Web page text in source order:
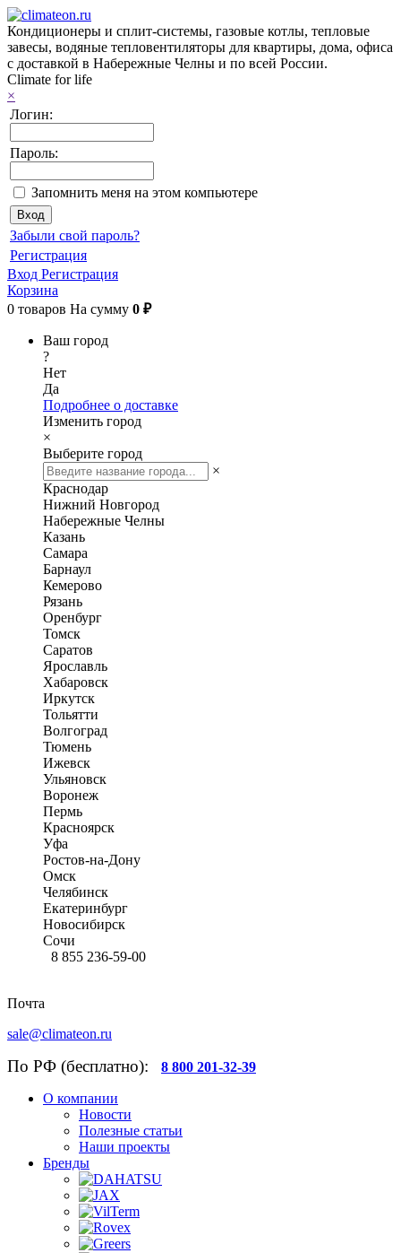
Кондиционеры и сплит-системы, газовые котлы, тепловые
завесы, водяные тепловентиляторы для квартиры, дома, офиса
с доставкой в Набережные Челны и по всей России.
Climate for life
×
Логин:
Пароль:
Запомнить меня на этом компьютере
Забыли свой пароль?
Регистрация
Вход Регистрация
Корзина
0 товаров На сумму 0 ₽
Ваш город
?
Нет
Да
Подробнее о доставке
Изменить город
×
Выберите город
×
Краснодар
Нижний Новгород
Набережные Челны
Казань
Самара
Барнаул
Кемерово
Рязань
Оренбург
Томск
Саратов
Ярославль
Хабаровск
Иркутск
Тольятти
Волгоград
Тюмень
Ижевск
Ульяновск
Воронеж
Пермь
Красноярск
Уфа
Ростов-на-Дону
Омск
Челябинск
Екатеринбург
Новосибирск
Сочи
8 855 236-59-00
Почта
sale@climateon.ru
По РФ (бесплатно): 8 800 201-32-39
О компании
Новости
Полезные статьи
Наши проекты
Бренды